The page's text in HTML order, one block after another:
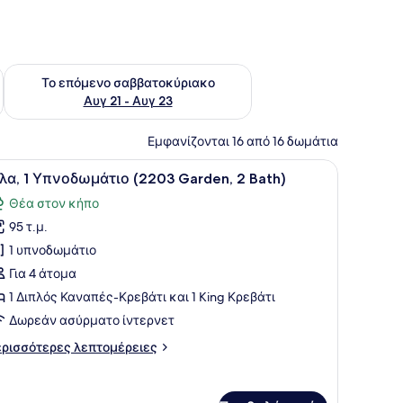
Αυγ 14 - Αυγ 16
Το επόμενο σαββατοκύριακο
Αυγ 21 - Αυγ 23
Έλεγχος διαθεσιμότητας για το επόμενο
Εμφανίζονται 16 από 16 δωμάτια
καναπέ, δύο πολυθρόνες, ένα τραπεζάκι σαλονιού και ένα
Ένα ευρύχωρο σαλόνι με έναν μεγάλο
7 1 Υπνοδωμάτιο (2203 Garden, 2 Bath)
Θέα στον κήπο
95 τ.μ.
1 υπνοδωμάτιο
Για 4 άτομα
1 Διπλός Καναπές-Κρεβάτι και 1 King Κρεβάτι
Δωρεάν ασύρματο ίντερνετ
λεπτομέρειες